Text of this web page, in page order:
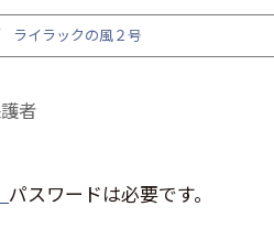
ライラックの風２号
者
パスワードは必要です。